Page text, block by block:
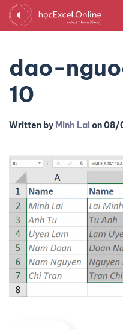
dao-
10
Written by Minh Laion08/